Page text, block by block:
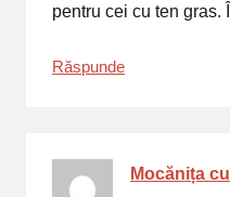
pentru cei cu ten gras.
Răspunde
Mocănița